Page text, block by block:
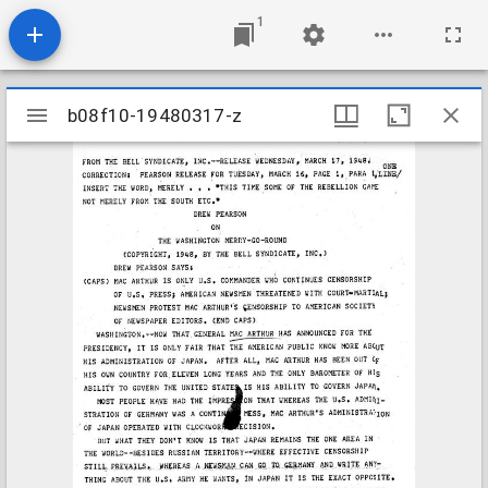
1
Mirador
viewer
b08f10-19480317-z
b08f10-19480317-z